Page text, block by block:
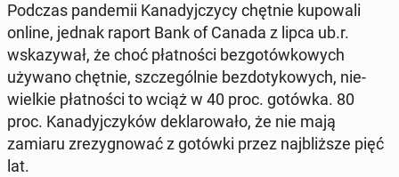
Podczas pan­de­mii Ka­na­dyj­czy­cy chętnie ku­po­wa­li
online, jednak raport Bank of Canada z lipca ub.r.
wska­zy­wał, że choć płat­no­ści bez­go­tów­ko­wych
używano chętnie, szcze­gól­nie bez­do­ty­ko­wych, nie­
wiel­kie płat­no­ści to wciąż w 40 proc. gotówka. 80
proc. Ka­na­dyj­czy­ków de­kla­ro­wa­ło, że nie mają
zamiaru zre­zy­gno­wać z gotówki przez naj­bliż­sze pięć
lat.